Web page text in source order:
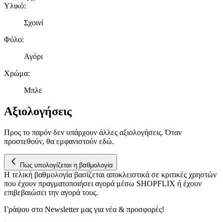
τοποθεσίας μας στους συνεργάτες μέσων κοινωνικής
Υλικό:
Σχοινί
Φύλο:
Αγόρι
Χρώμα:
Μπλε
Αξιολογήσεις
Προς το παρόν δεν υπάρχουν άλλες αξιολογήσεις. Όταν
προστεθούν, θα εμφανιστούν εδώ.
Πώς υπολογίζεται η βαθμολογία
Η τελική βαθμολογία βασίζεται αποκλειστικά σε κριτικές χρηστών
που έχουν πραγματοποιήσει αγορά μέσω SHOPFLIX ή έχουν
επιβεβαιώσει την αγορά τους.
Γράψου στο Νewsletter μας για νέα & προσφορές!